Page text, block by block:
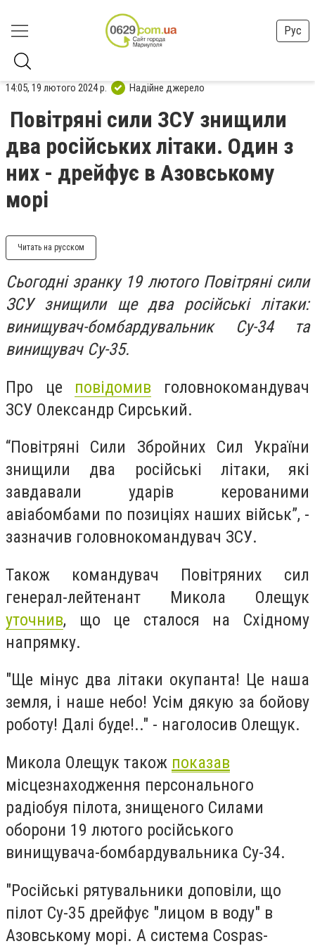
Рус
14:05, 19 лютого 2024 р. Надійне джерело
Повітряні сили ЗСУ знищили
два російських літаки. Один з
них - дрейфує в Азовському
морі
Читать на русском
Сьогодні зранку 19 лютого Повітряні сили
ЗСУ знищили ще два російські літаки:
винищувач-бомбардувальник Су-34 та
винищувач Су-35.
Про це повідомив головнокомандувач
ЗСУ Олександр Сирський.
“Повітряні Сили Збройних Сил України
знищили два російські літаки, які
завдавали ударів керованими
авіабомбами по позиціях наших військ”, -
зазначив головнокомандувач ЗСУ.
Також командувач Повітряних сил
генерал-лейтенант Микола Олещук
уточнив, що це сталося на Східному
напрямку.
"Ще мінус два літаки окупанта! Це наша
земля, і наше небо! Усім дякую за бойову
роботу! Далі буде!.." - наголосив Олещук.
Микола Олещук також показав
місцезнаходження персонального
радіобуя пілота, знищеного Силами
оборони 19 лютого російського
винищувача-бомбардувальника Су-34.
"Російські рятувальники доповіли, що
пілот Су-35 дрейфує "лицом в воду" в
Азовському морі. А система Cospas-